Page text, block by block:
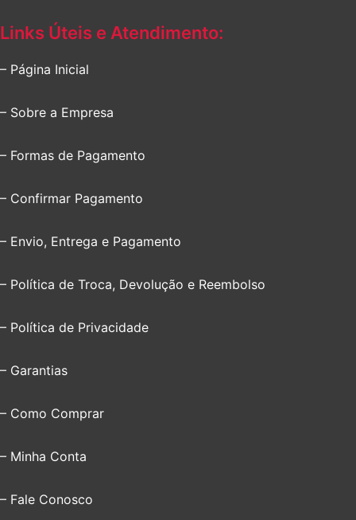
Links Úteis e Atendimento:
– Página Inicial
– Sobre a Empresa
– Formas de Pagamento
– Confirmar Pagamento
– Envio, Entrega e Pagamento
– Política de Troca, Devolução e Reembolso
– Política de Privacidade
– Garantias
– Como Comprar
– Minha Conta
– Fale Conosco